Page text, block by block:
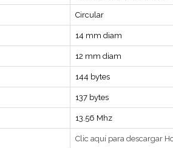
Circular
14 mm diam
12 mm diam
144 bytes
137 bytes
13.56 Mhz
Clic aquí para descargar